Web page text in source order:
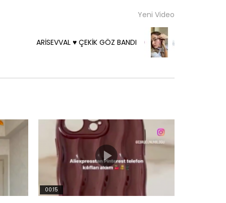
Yeni Video
ARİSEVVAL ♥️ ÇEKİK GÖZ BANDI
00:15